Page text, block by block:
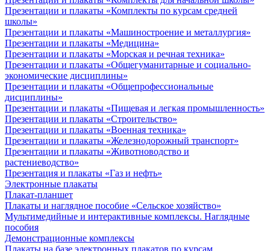
Презентации и плакаты «Комплекты по курсам средней
школы»
Презентации и плакаты «Машиностроение и металлургия»
Презентации и плакаты «Медицина»
Презентации и плакаты «Морская и речная техника»
Презентации и плакаты «Общегуманитарные и социально-
экономические дисциплины»
Презентации и плакаты «Общепрофессиональные
дисциплины»
Презентации и плакаты «Пищевая и легкая промышленность»
Презентации и плакаты «Строительство»
Презентации и плакаты «Военная техника»
Презентации и плакаты «Железнодорожный транспорт»
Презентации и плакаты «Животноводство и
растениеводство»
Презентация и плакаты «Газ и нефть»
Электронные плакаты
Плакат-планшет
Плакаты и наглядное пособие «Сельское хозяйство»
Мультимедийные и интерактивные комплексы. Наглядные
пособия
Демонстрационные комплексы
Плакаты на базе электронных плакатов по курсам